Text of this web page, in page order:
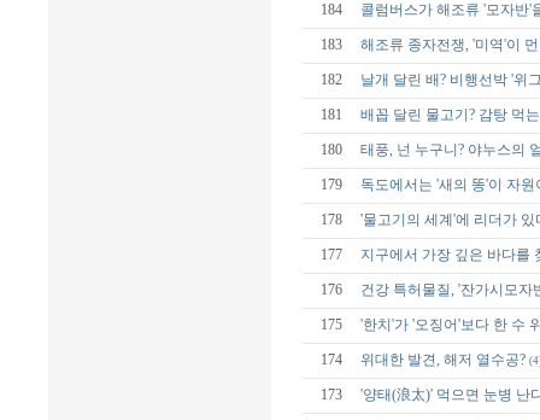
184 콜럼버스가 해조류 '모자반'
183 해조류 종자전쟁, '미역'이
182 날개 달린 배? 비행선박 '위
181 배꼽 달린 물고기? 감탕 먹
180 태풍, 넌 누구니? 야누스의
179 독도에서는 '새의 똥'이 자원
178 '물고기의 세계'에 리더가 있
177 지구에서 가장 깊은 바다를
176 건강 특허물질, '잔가시모자
175 '한치'가 '오징어'보다 한 수
174 위대한 발견, 해저 열수공?
173 '양태(浪太)' 먹으면 눈병 난